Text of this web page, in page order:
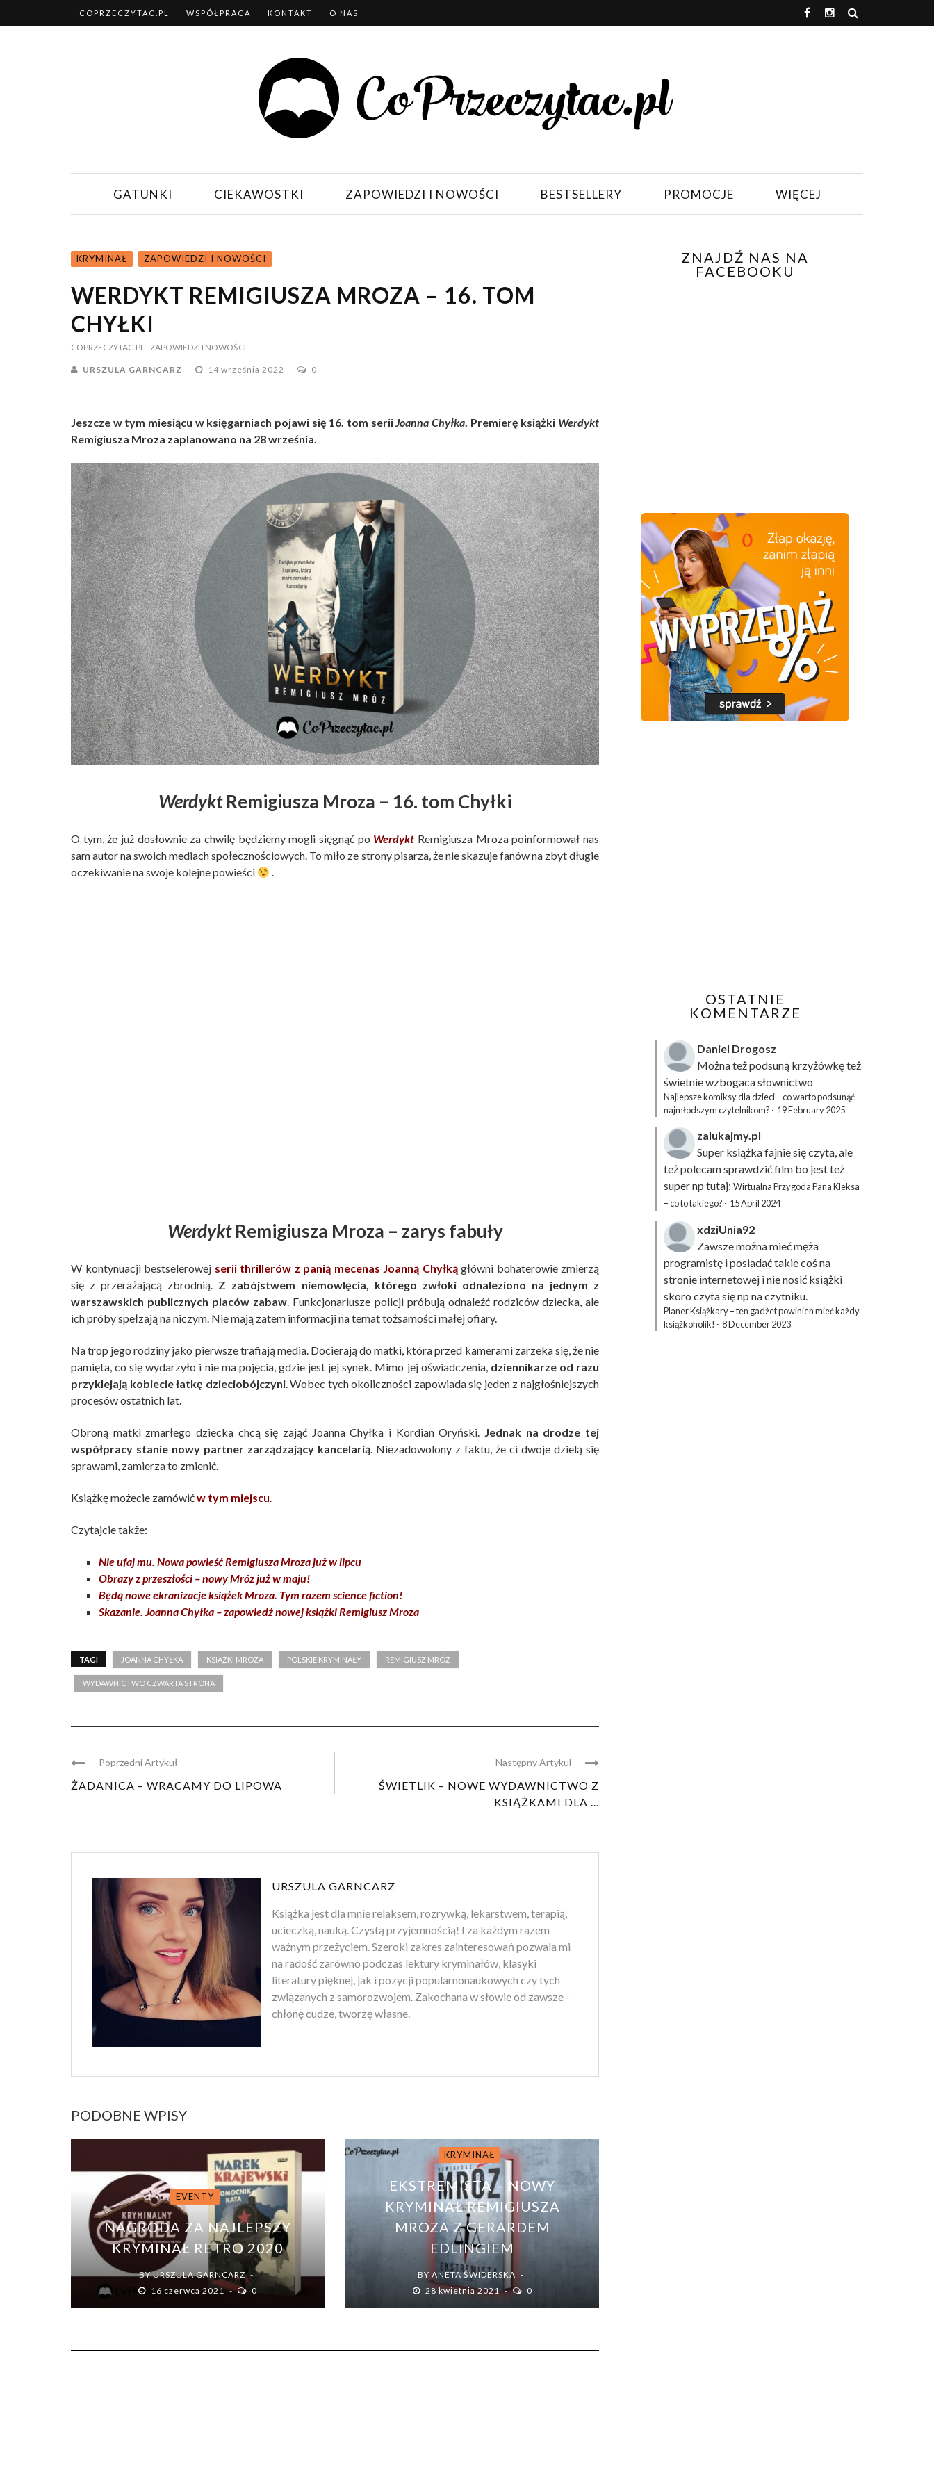
COPRZECZYTAC.PL WSPÓŁPRACA KONTAKT O NAS
GATUNKI CIEKAWOSTKI ZAPOWIEDZI I NOWOŚCI BESTSELLERY PROMOCJE WIĘCEJ
KRYMINAŁ ZAPOWIEDZI I NOWOŚCI
WERDYKT REMIGIUSZA MROZA – 16. TOM
CHYŁKI
COPRZECZYTAC.PL- ZAPOWIEDZI I NOWOŚCI
URSZULA GARNCARZ 14 września 2022 0
Jeszcze w tym miesiącu w księgarniach pojawi się 16. tom seriiJoanna Chyłka. Premierę książki Werdykt
Remigiusza Mroza zaplanowano na 28 września.
WerdyktRemigiusza Mroza – 16. tom Chyłki
O tym, że już dosłownie za chwilę będziemy mogli sięgnąć po Werdykt Remigiusza Mroza poinformował nas
sam autor na swoich mediach społecznościowych. To miło ze strony pisarza, że nie skazuje fanów na zbyt długie
oczekiwanie na swoje kolejne powieści
.
WerdyktRemigiusza Mroza – zarys fabuły
W kontynuacji bestselerowej serii thrillerów z panią mecenas Joanną Chyłkągłówni bohaterowie zmierzą
się z przerażającą zbrodnią. Z zabójstwem niemowlęcia, którego zwłoki odnaleziono na jednym z
warszawskich publicznych placów zabaw. Funkcjonariusze policji próbują odnaleźć rodziców dziecka, ale
ich próby spełzają na niczym. Nie mają zatem informacji na temat tożsamości małej ofiary.
Na trop jego rodziny jako pierwsze trafiają media. Docierają do matki, która przed kamerami zarzeka się, że nie
pamięta, co się wydarzyło i nie ma pojęcia, gdzie jest jej synek. Mimo jej oświadczenia, dziennikarze od razu
przyklejają kobiecie łatkę dzieciobójczyni. Wobec tych okoliczności zapowiada się jeden z najgłośniejszych
procesów ostatnich lat.
Obroną matki zmarłego dziecka chcą się zająć Joanna Chyłka i Kordian Oryński. Jednak na drodze tej
współpracy stanie nowy partner zarządzający kancelarią. Niezadowolony z faktu, że ci dwoje dzielą się
sprawami, zamierza to zmienić.
Książkę możecie zamówićw tym miejscu.
Czytajcie także:
Nie ufaj mu. Nowa powieść Remigiusza Mroza już w lipcu
Obrazy z przeszłości – nowy Mróz już w maju!
Będą nowe ekranizacje książek Mroza. Tym razem science fiction!
Skazanie. Joanna Chyłka – zapowiedź nowej książki Remigiusz Mroza
TAGI JOANNA CHYŁKA KSIĄŻKI MROZA POLSKIE KRYMINAŁY REMIGIUSZ MRÓZ
WYDAWNICTWO CZWARTA STRONA
Poprzedni Artykuł
ŻADANICA – WRACAMY DO LIPOWA
Następny Artykul
ŚWIETLIK – NOWE WYDAWNICTWO Z
KSIĄŻKAMI DLA ...
URSZULA GARNCARZ
Książka jest dla mnie relaksem, rozrywką, lekarstwem, terapią,
ucieczką, nauką. Czystą przyjemnością! I za każdym razem
ważnym przeżyciem. Szeroki zakres zainteresowań pozwala mi
na radość zarówno podczas lektury kryminałów, klasyki
literatury pięknej, jak i pozycji popularnonaukowych czy tych
związanych z samorozwojem. Zakochana w słowie od zawsze -
chłonę cudze, tworzę własne.
PODOBNE WPISY
EVENTY
NAGRODA ZA NAJLEPSZY
KRYMINAŁ RETRO 2020
BYURSZULA GARNCARZ
16 czerwca 2021
0
KRYMINAŁ
EKSTREMISTA – NOWY
KRYMINAŁ REMIGIUSZA
MROZA Z GERARDEM
EDLINGIEM
BYANETA ŚWIDERSKA
28 kwietnia 2021
0
ZNAJDŹ NAS NA
FACEBOOKU
OSTATNIE
KOMENTARZE
Daniel Drogosz
Można też podsuną krzyżówkęteż
świetnie wzbogaca słownictwo
Najlepsze komiksy dla dzieci – co warto podsunąć
najmłodszym czytelnikom? · 19 February 2025
zalukajmy.pl
Super książka fajnie się czyta, ale
też polecam sprawdzić film bo jest też
super np tutaj: Wirtualna Przygoda Pana Kleksa
– co to takiego? · 15 April 2024
xdziUnia92
Zawsze można mieć męża
programistę i posiadać takie coś na
stronie internetowej i nie nosić książki
skoro czyta się np na czytniku.
Planer Książkary – ten gadżet powinien mieć każdy
książkoholik! · 8 December 2023